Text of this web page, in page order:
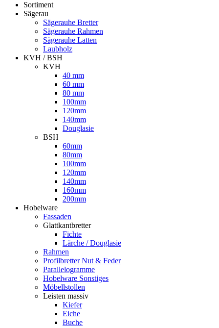
Sortiment
Sägerau
Sägerauhe Bretter
Sägerauhe Rahmen
Sägerauhe Latten
Laubholz
KVH / BSH
KVH
40 mm
60 mm
80 mm
100mm
120mm
140mm
Douglasie
BSH
60mm
80mm
100mm
120mm
140mm
160mm
200mm
Hobelware
Fassaden
Glattkantbretter
Fichte
Lärche / Douglasie
Rahmen
Profilbretter Nut & Feder
Parallelogramme
Hobelware Sonstiges
Möbellstollen
Leisten massiv
Kiefer
Eiche
Buche